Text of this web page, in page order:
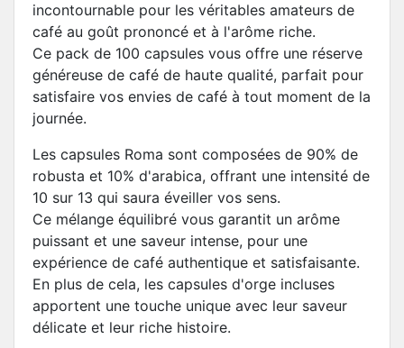
incontournable pour les véritables amateurs de
café au goût prononcé et à l'arôme riche.
Ce pack de 100 capsules vous offre une réserve
généreuse de café de haute qualité, parfait pour
satisfaire vos envies de café à tout moment de la
journée.
Les capsules Roma sont composées de 90% de
robusta et 10% d'arabica, offrant une intensité de
10 sur 13 qui saura éveiller vos sens.
Ce mélange équilibré vous garantit un arôme
puissant et une saveur intense, pour une
expérience de café authentique et satisfaisante.
En plus de cela, les capsules d'orge incluses
apportent une touche unique avec leur saveur
délicate et leur riche histoire.